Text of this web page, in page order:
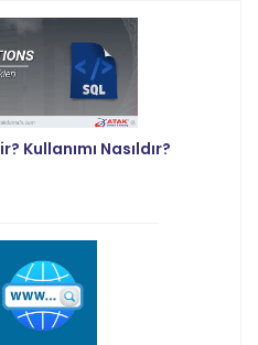
Kullanımı Nasıldır?